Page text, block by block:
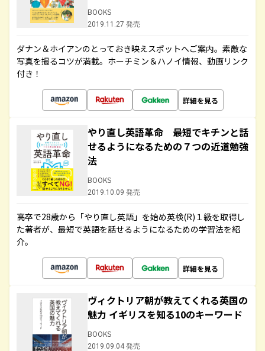
BOOKS
2019.11.27 発売
ダナン＆ホイアンのとっておき映えスポットへご案内。素敵な
写真を撮るコツが満載。ホーチミン＆ハノイ情報、動画リンク
付き！
詳細を見る
やり直し英語革命 最短でキチンと話
せるようになるための７つの近道勉強
法
BOOKS
2019.10.09 発売
高卒で28歳から「やり直し英語」を始め英検(R)１級を取得し
た著者が、最短で英語を話せるようになるための学習法を紹
介。
詳細を見る
ヴィクトリア朝が教えてくれる英国の
魅力 イギリスを知る10のキーワード
BOOKS
2019.09.04 発売